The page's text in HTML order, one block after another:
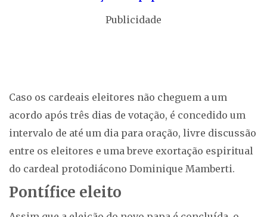
Publicidade
Caso os cardeais eleitores não cheguem a um
acordo após três dias de votação, é concedido um
intervalo de até um dia para oração, livre discussão
entre os eleitores e uma breve exortação espiritual
do cardeal protodiácono Dominique Mamberti.
Pontífice eleito